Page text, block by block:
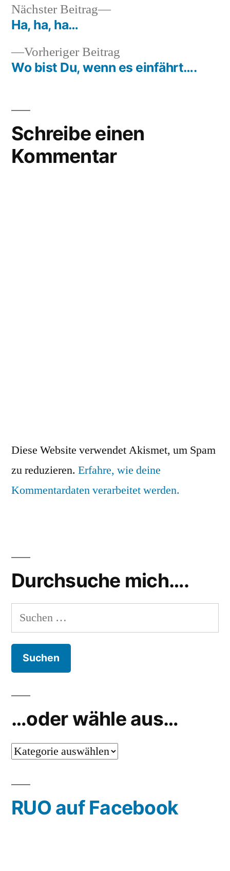
Beitragsnavigation
Vorheriger Beitrag
Beitrag:
Wo bist Du, wenn es einfährt….
Nächster Beitrag
Nächster
Ha, ha, ha…
Schreibe einen
Kommentar
Diese Website verwendet Akismet, um Spam
zu reduzieren. Erfahre, wie deine
Kommentardaten verarbeitet werden.
Durchsuche mich….
Suchen
nach:
…oder wähle aus…
…
aus…
RUO auf Facebook